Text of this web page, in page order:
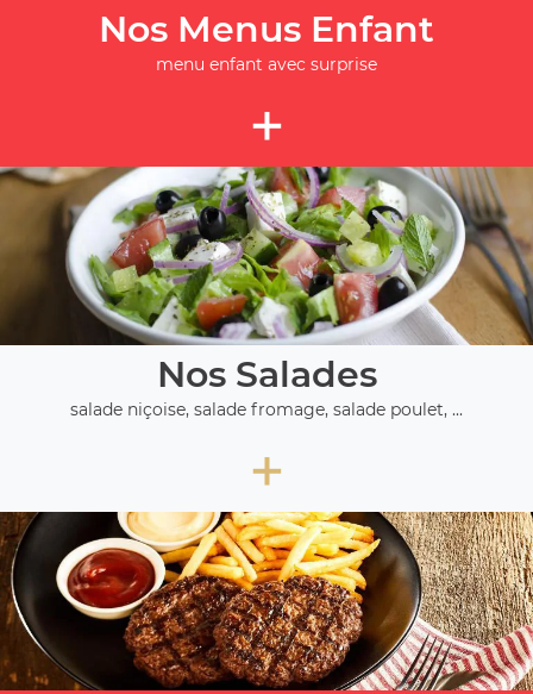
Nos Menus Enfant
menu enfant avec surprise
+
Nos Salades
salade niçoise, salade fromage, salade poulet, ...
+